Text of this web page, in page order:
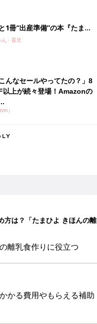
1冊“出産準備”の本『たまご
号』〈スペシャル大特集〉
ん・育児
こんなセールやってたの？」8
以上が続々登場！Amazonの
）
方は？「たまひよ きほんの離
離乳食作りに役立つ
かる費用やもらえる補助